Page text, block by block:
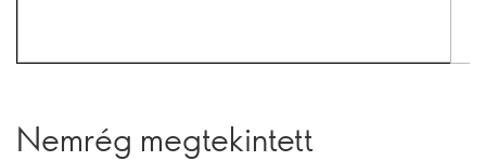
Nemrég megtekintett